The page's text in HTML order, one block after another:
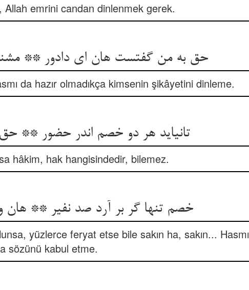
Allah emrini candan dinlenmek gerek.
حق به من گفتست هان ای دادور **
da hazır olmadıkça kimsenin şikâyetini dinleme.
تانیاید هر دو خصم اندر حضور **
hâkim, hak hangisindedir, bilemez.
خصم تنها گر بر آرد صد نفیر ** هان
yüzlerce feryat etse bile sakın ha, sakın... Hasmı
sözünü kabul etme.